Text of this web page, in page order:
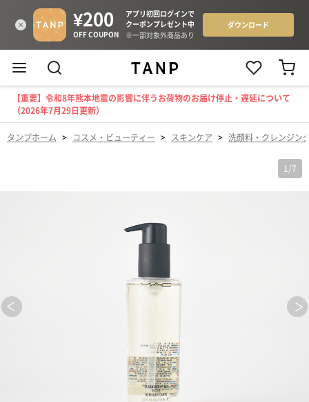
【重要】令和8年熊本地震の影響に伴うお荷物のお届け停止・遅延について
（2026年7月29日更新）
タンプホーム > コスメ・ビューティー > スキンケア > 洗顔料・クレンジン
1 /7